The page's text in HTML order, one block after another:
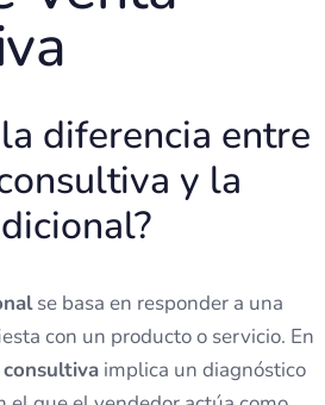
diferencia entre
y la
se basa en responder a una
con un producto o servicio. En
implica un diagnóstico